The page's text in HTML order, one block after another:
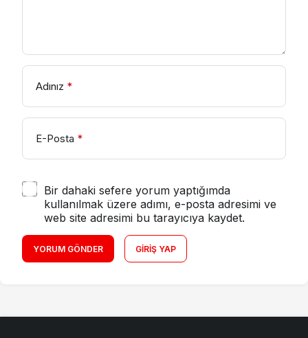
Adınız *
E-Posta *
Bir dahaki sefere yorum yaptığımda
kullanılmak üzere adımı, e-posta adresimi ve
web site adresimi bu tarayıcıya kaydet.
YORUM GÖNDER GIRIŞ YAP